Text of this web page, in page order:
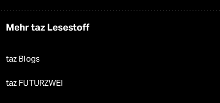
Mehr taz Lesestoff
taz Blogs
taz FUTURZWEI